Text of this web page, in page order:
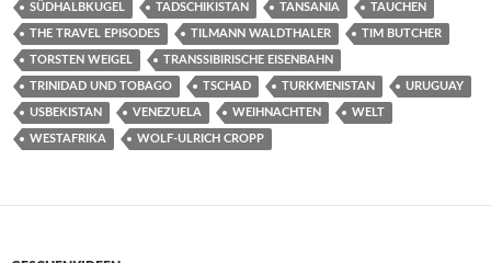
SÜDHALBKUGEL TADSCHIKISTAN TANSANIA TAUCHEN
THE TRAVEL EPISODES TILMANN WALDTHALER TIM BUTCHER
TORSTEN WEIGEL TRANSSIBIRISCHE EISENBAHN
TRINIDAD UND TOBAGO TSCHAD TURKMENISTAN URUGUAY
USBEKISTAN VENEZUELA WEIHNACHTEN WELT
WESTAFRIKA WOLF-ULRICH CROPP